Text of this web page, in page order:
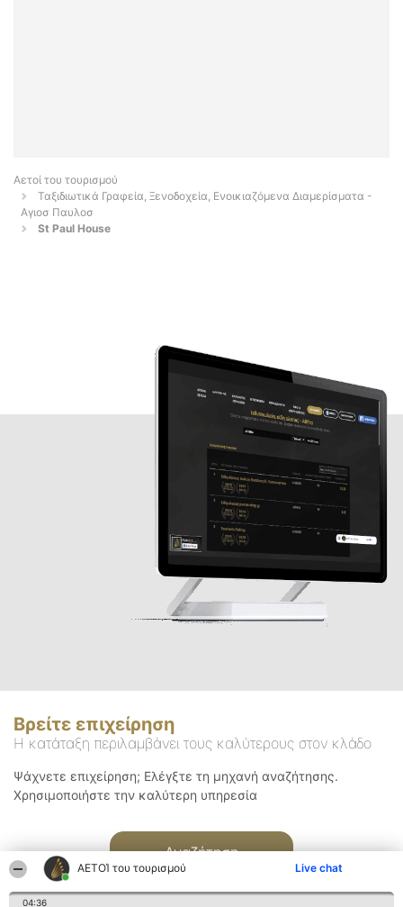
ΑΕΤΟΊ του τουρισμού Live chat
04:36
Αετοί του τουρισμού
Ταξιδιωτικά Γραφεία, Ξενοδοχεία, Ενοικιαζόμενα Διαμερίσματα -
Αγιοσ Παυλοσ
St Paul House
Βρείτε επιχείρηση
Η κατάταξη περιλαμβάνει τους καλύτερους στον κλάδο
Ψάχνετε επιχείρηση; Ελέγξτε τη μηχανή αναζήτησης.
Χρησιμοποιήστε την καλύτερη υπηρεσία
Αναζήτηση